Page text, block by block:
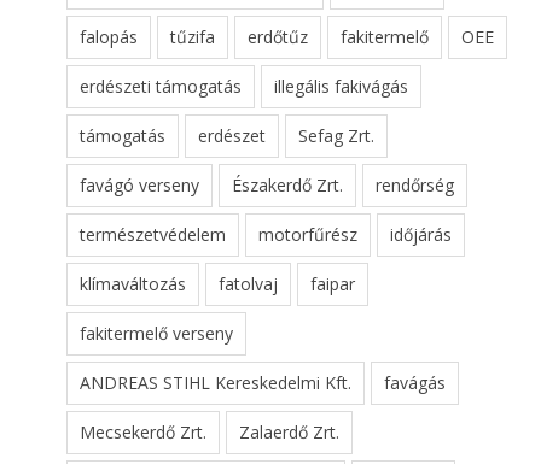
falopás tűzifa erdőtűz fakitermelő OEE
erdészeti támogatás illegális fakivágás
támogatás erdészet Sefag Zrt.
favágó verseny Északerdő Zrt. rendőrség
természetvédelem motorfűrész időjárás
klímaváltozás fatolvaj faipar
fakitermelő verseny
ANDREAS STIHL Kereskedelmi Kft. favágás
Mecsekerdő Zrt. Zalaerdő Zrt.